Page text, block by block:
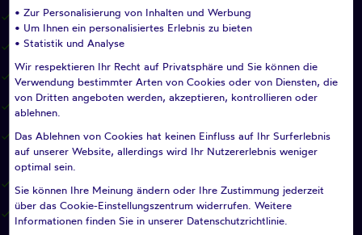
Oberboihingen (BW)
Ohmden (BW)
Ostfildern (BW)
Pfullingen (BW)
Pleidelsheim (BW)
Pliezhausen (BW)
Plochingen (BW)
Plüderhausen (BW)
Reichenbach an der Fils
(BW)
Remseck am Neckar (BW)
Remshalden (BW)
Renningen (BW)
Reutlingen (BW)
• Zur Personalisierung von Inhalten und Werbung
• Um Ihnen ein personalisiertes Erlebnis zu bieten
• Statistik und Analyse
Wir respektieren Ihr Recht auf Privatsphäre und Sie können die
Verwendung bestimmter Arten von Cookies oder von Diensten, die
von Dritten angeboten werden, akzeptieren, kontrollieren oder
ablehnen.
Das Ablehnen von Cookies hat keinen Einfluss auf Ihr Surferlebnis
auf unserer Website, allerdings wird Ihr Nutzererlebnis weniger
optimal sein.
Sie können Ihre Meinung ändern oder Ihre Zustimmung jederzeit
über das Cookie-Einstellungszentrum widerrufen. Weitere
Informationen finden Sie in unserer Datenschutzrichtlinie.